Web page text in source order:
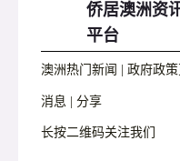
侨居澳洲资
平台
澳洲热门新闻 | 政府政
消息 | 分享
长按二维码关注我们